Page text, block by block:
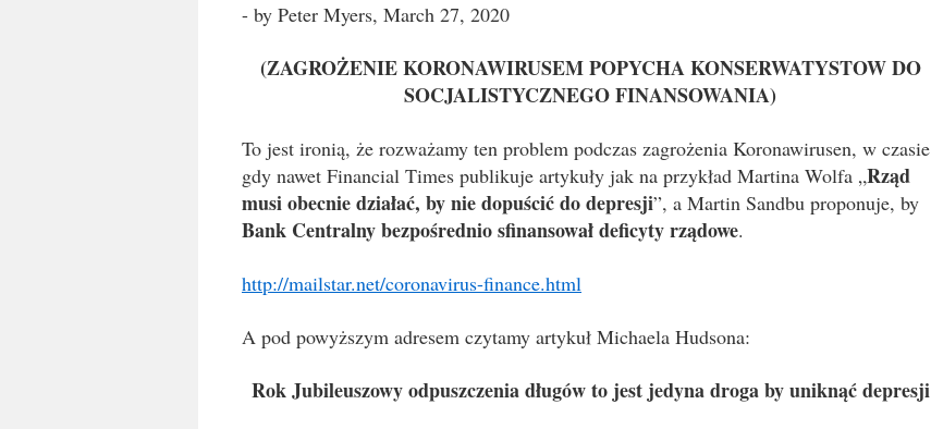
- by Peter Myers, March 27, 2020
(ZAGROŻENIE KORONAWIRUSEM POPYCHA KONSERWATYSTOW DO
SOCJALISTYCZNEGO FINANSOWANIA)
To jest ironią, że rozważamy ten problem podczas zagrożenia Koronawirusen, w czasie
gdy nawet Financial Times publikuje artykuły jak na przykład Martina Wolfa „Rząd
musi obecnie działać, by nie dopuścić do depresji”, a Martin Sandbu proponuje, by
Bank Centralny bezpośrednio sfinansował deficyty rządowe.
http://mailstar.net/coronavirus-finance.html
A pod powyższym adresem czytamy artykuł Michaela Hudsona:
Rok Jubileuszowy odpuszczenia długów to jest jedyna droga by uniknąć depresji